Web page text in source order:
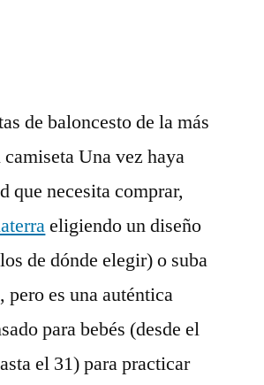
de baloncesto de la más
Una vez haya
que necesita comprar,
eligiendo un diseño
de dónde elegir) o suba
es una auténtica
para bebés (desde el
el 31) para practicar